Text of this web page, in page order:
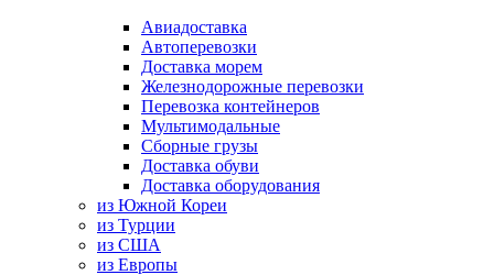
Авиадоставка
Автоперевозки
Доставка морем
Железнодорожные перевозки
Перевозка контейнеров
Мультимодальные
Сборные грузы
Доставка обуви
Доставка оборудования
из Южной Кореи
из Турции
из США
из Европы